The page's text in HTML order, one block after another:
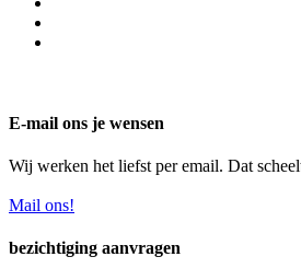
E-mail ons je wensen
Wij werken het liefst per email. Dat
Mail ons!
bezichtiging aanvragen